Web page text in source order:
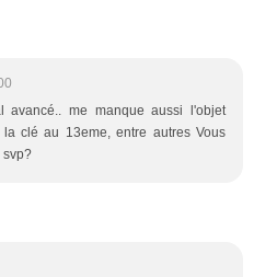
avancé.. me manque aussi l'objet
clé au 13eme, entre autres Vous
svp?